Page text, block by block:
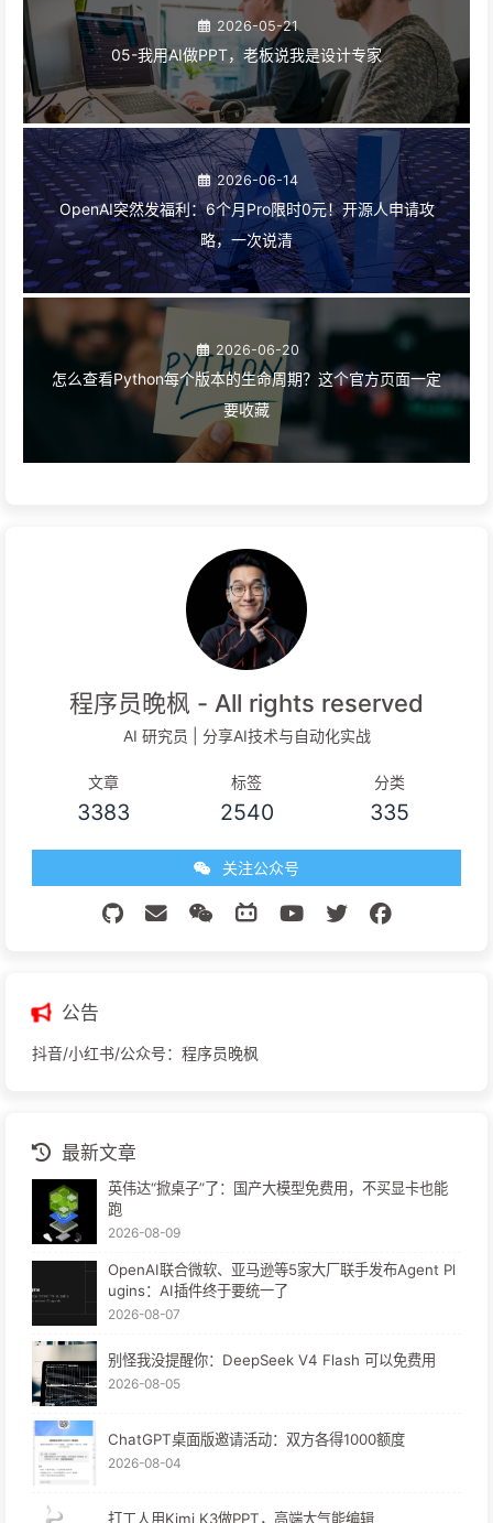
2026-05-21
05-我用AI做PPT，老板说我是设计专家
2026-06-14
OpenAI突然发福利：6个月Pro限时0元！开源人申请攻
略，一次说清
2026-06-20
怎么查看Python每个版本的生命周期？这个官方页面一定
要收藏
程序员晚枫 - All rights reserved
AI 研究员 | 分享AI技术与自动化实战
文章
3383
标签
2540
分类
335
关注公众号
公告
抖音/小红书/公众号：程序员晚枫
最新文章
英伟达“掀桌子”了：国产大模型免费用，不买显卡也能
跑
2026-08-09
OpenAI联合微软、亚马逊等5家大厂联手发布Agent Pl
ugins：AI插件终于要统一了
2026-08-07
别怪我没提醒你：DeepSeek V4 Flash 可以免费用
2026-08-05
ChatGPT桌面版邀请活动：双方各得1000额度
2026-08-04
打工人用Kimi K3做PPT，高端大气能编辑